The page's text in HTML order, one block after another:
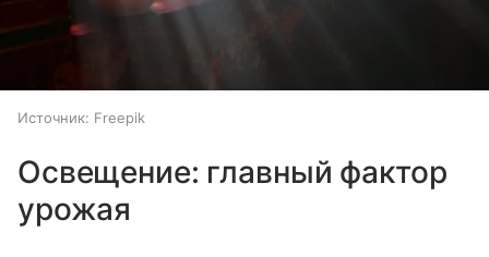
Источник: Freepik
Освещение: главный фактор
урожая